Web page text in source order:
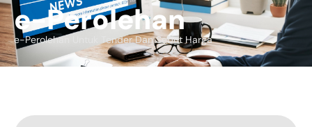
e-Perolehan
e-Perolehan Untuk Tender Dan Sebut Harga